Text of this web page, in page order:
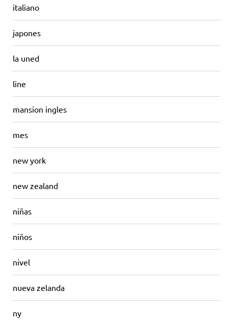
italiano
japones
la uned
line
mansion ingles
mes
new york
new zealand
niñas
niños
nivel
nueva zelanda
ny